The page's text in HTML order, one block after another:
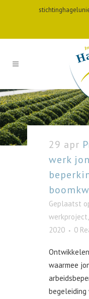
29 apr
werk
Geplaatst
werkproject,
2020
0
waarmee
begeleiding